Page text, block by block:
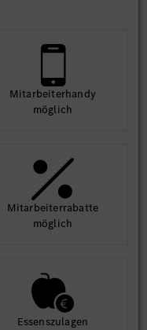
Mit­arbeiter­handy
möglich
Mit­arbeiter­rabatte
möglich
Essens­zulagen